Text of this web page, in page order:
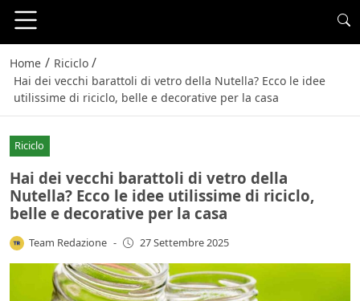
Home / Riciclo /
Hai dei vecchi barattoli di vetro della Nutella? Ecco le idee
utilissime di riciclo, belle e decorative per la casa
Riciclo
Hai dei vecchi barattoli di vetro della
Nutella? Ecco le idee utilissime di riciclo,
belle e decorative per la casa
Team Redazione - 27 Settembre 2025